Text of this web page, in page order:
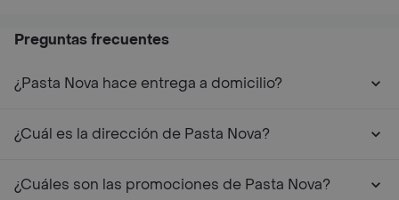
Preguntas frecuentes
¿Pasta Nova hace entrega a domicilio?
¿Cuál es la dirección de Pasta Nova?
¿Cuáles son las promociones de Pasta Nova?